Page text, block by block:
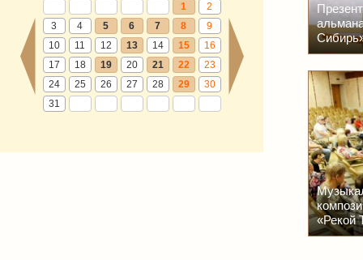
1
2
3
4 5 6 7 8
9
10
11 12 13 14 15
16
17
18 19 20 21 22
23
24
25 26 27 28 29
30
31
«Рекой